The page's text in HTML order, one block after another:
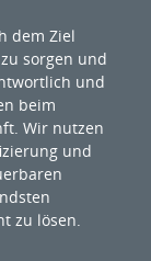
dem Ziel
sorgen und
und
beim
Wir nutzen
und
zu lösen.